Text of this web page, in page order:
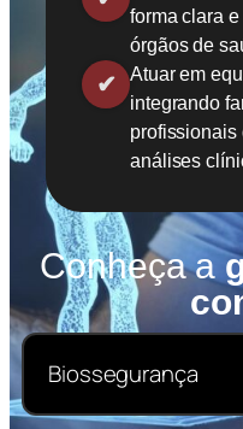
forma clara
órgãos de
Atuar em
integrando
profissionais
análises
Conheça a
Biossegurança